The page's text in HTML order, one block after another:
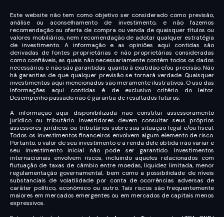
Este website não tem como objetivo ser considerado como previsão,
análise ou aconselhamento de investimento, e não fazemos
recomendação ou oferta de compra ou venda de quaisquer títulos ou
valores mobiliários, nem recomendação de adotar qualquer estratégia
de investimento. A informação e as opiniões aqui contidas são
derivadas de fontes proprietárias e não proprietárias consideradas
como confiáveis, as quais não necessariamente contém todos os dados
necessários e não são garantidas quanto à exatidão e/ou precisão. Não
há garantias de que qualquer previsão se tornará verdade. Quaisquer
investimentos aqui mencionados são meramente ilustrativos. O uso das
informações aqui contidas é de exclusivo critério do leitor.
Desempenho passado não é garantia de resultados futuros.
A informação aqui disponibilizada não constitui assessoramento
jurídico ou tributário. Investidores devem consultar seus próprios
assessores jurídicos ou tributários sobre sua situação legal e/ou fiscal.
Todos os investimentos financeiros envolvem algum elemento de risco.
Portanto, o valor de seu investimento e a renda dele obtida irão variar e
seu investimento inicial não pode ser garantido. Investimentos
internacionais envolvem riscos, incluindo aqueles relacionados com
flutuação de taxas de câmbio entre moedas, liquidez limitada, menor
regulamentação governamental, bem como a possibilidade de níveis
substanciais de volatilidade por conta de ocorrências adversas de
caráter político, econômico ou outro. Tais riscos são frequentemente
maiores em mercados emergentes ou em mercados de capitais menos
expressivos.